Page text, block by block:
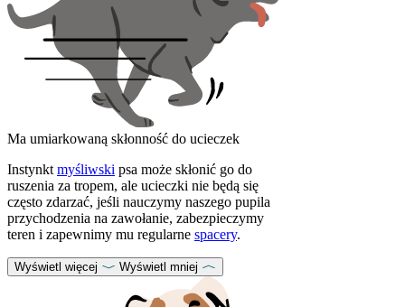
Ma umiarkowaną skłonność do ucieczek
Instynkt myśliwski psa może skłonić go do
ruszenia za tropem, ale ucieczki nie będą się
często zdarzać, jeśli nauczymy naszego pupila
przychodzenia na zawołanie, zabezpieczymy
teren i zapewnimy mu regularne spacery.
Wyświetl więcej Wyświetl mniej